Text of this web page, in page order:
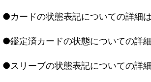
●カードの状態表記についての詳細は
●鑑定済カードの状態についての詳
●スリーブの状態表記についての詳